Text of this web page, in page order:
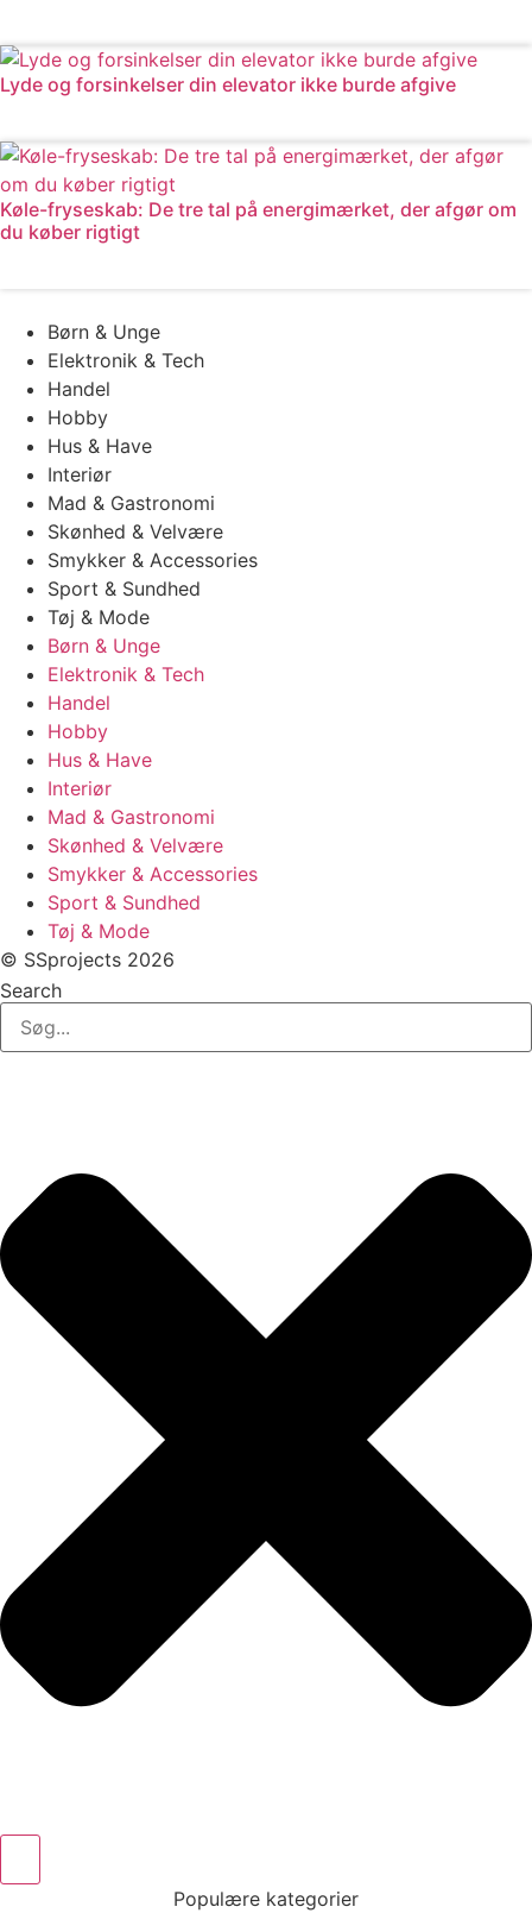
Lyde og forsinkelser din elevator ikke burde afgive
Køle-fryseskab: De tre tal på energimærket, der afgør om
du køber rigtigt
Børn & Unge
Elektronik & Tech
Handel
Hobby
Hus & Have
Interiør
Mad & Gastronomi
Skønhed & Velvære
Smykker & Accessories
Sport & Sundhed
Tøj & Mode
Børn & Unge
Elektronik & Tech
Handel
Hobby
Hus & Have
Interiør
Mad & Gastronomi
Skønhed & Velvære
Smykker & Accessories
Sport & Sundhed
Tøj & Mode
© SSprojects 2026
Search
Populære kategorier